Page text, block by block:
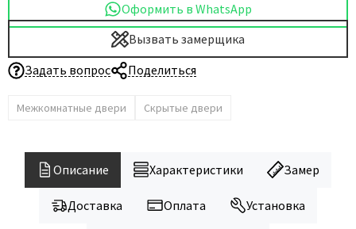
HSU
Kapelli
Krona Koblenz
Legend
Line Doors
Оформить в WhatsApp
Вызвать замерщика
Задать вопрос
Поделиться
Межкомнатные двери Скрытые двери
Описание Характеристики Замер
Доставка Оплата Установка